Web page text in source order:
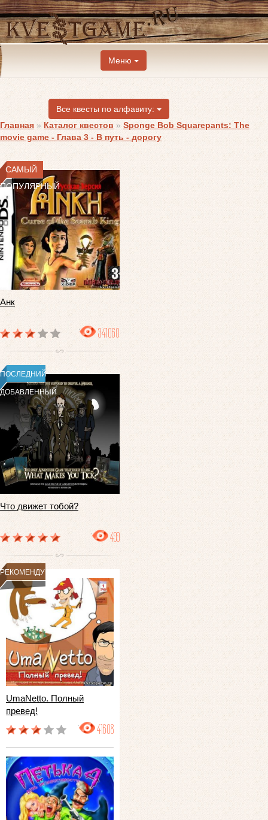
Меню
Все квесты по алфавиту:
Главная » Каталог квестов » Sponge Bob Squarepants: The
movie game - Глава 3 - В путь - дорогу
САМЫЙ
ПОПУЛЯРНЫЙ
Анк
341060
ПОСЛЕДНИЙ
ДОБАВЛЕННЫЙ
Что движет тобой?
499
РЕКОМЕНДУЕМ
UmaNetto. Полный
превед!
41608